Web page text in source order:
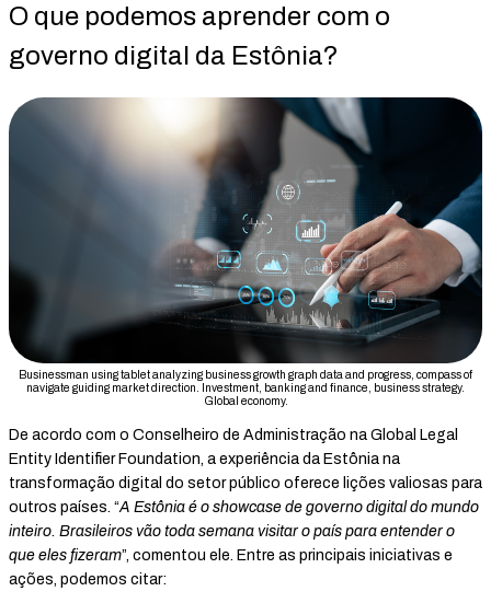
O que podemos aprender com o
governo digital da Estônia?
Businessman using tablet analyzing business growth graph data and progress, compass of
navigate guiding market direction. Investment, banking and finance, business strategy.
Global economy.
De acordo com o Conselheiro de Administração na Global Legal
Entity Identifier Foundation, a experiência da Estônia na
transformação digital do setor público oferece lições valiosas para
outros países. “A Estônia é o showcase de governo digital do mundo
inteiro. Brasileiros vão toda semana visitar o país para entender o
que eles fizeram”, comentou ele. Entre as principais iniciativas e
ações, podemos citar: